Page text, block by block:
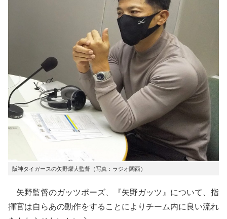
阪神タイガースの矢野燿大監督（写真：ラジオ関西）
矢野監督のガッツポーズ、『矢野ガッツ』について、指
揮官は自らあの動作をすることによりチーム内に良い流れ